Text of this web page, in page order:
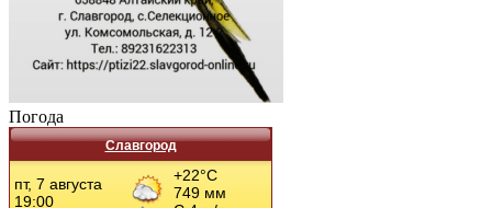
Погода
Славгород